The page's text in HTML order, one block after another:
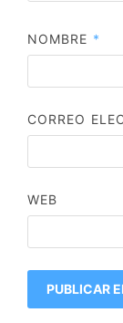
NOMBRE *
CORREO
WEB